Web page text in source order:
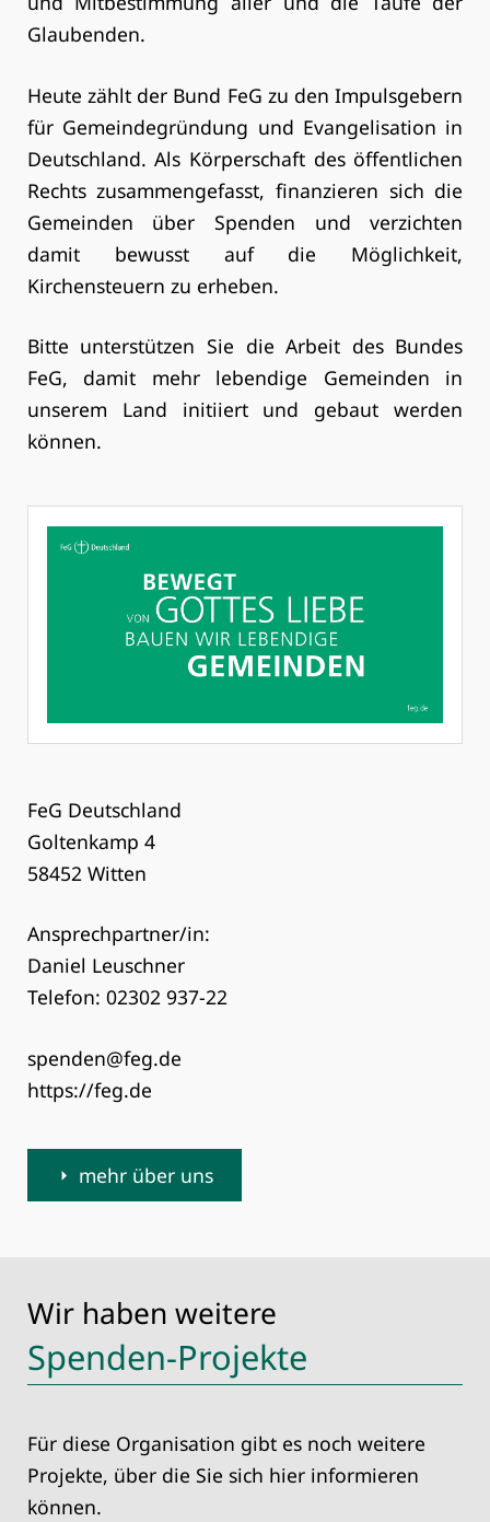
Glaubenden.
Heute zählt der Bund FeG zu den Impulsgebern
für Gemeindegründung und Evangelisation in
Deutschland. Als Körperschaft des öffentlichen
Rechts zusammengefasst, finanzieren sich die
Gemeinden über Spenden und verzichten
damit bewusst auf die Möglichkeit,
Kirchensteuern zu erheben.
Bitte unterstützen Sie die Arbeit des Bundes
FeG, damit mehr lebendige Gemeinden in
unserem Land initiiert und gebaut werden
können.
FeG Deutschland
Goltenkamp 4
58452 Witten
Ansprechpartner/in:
Daniel Leuschner
Telefon: 02302 937-22
spenden@feg.de
https://feg.de
mehr über uns
Wir haben weitere
Spenden-Projekte
Für diese Organisation gibt es noch weitere
Projekte, über die Sie sich hier informieren
können.